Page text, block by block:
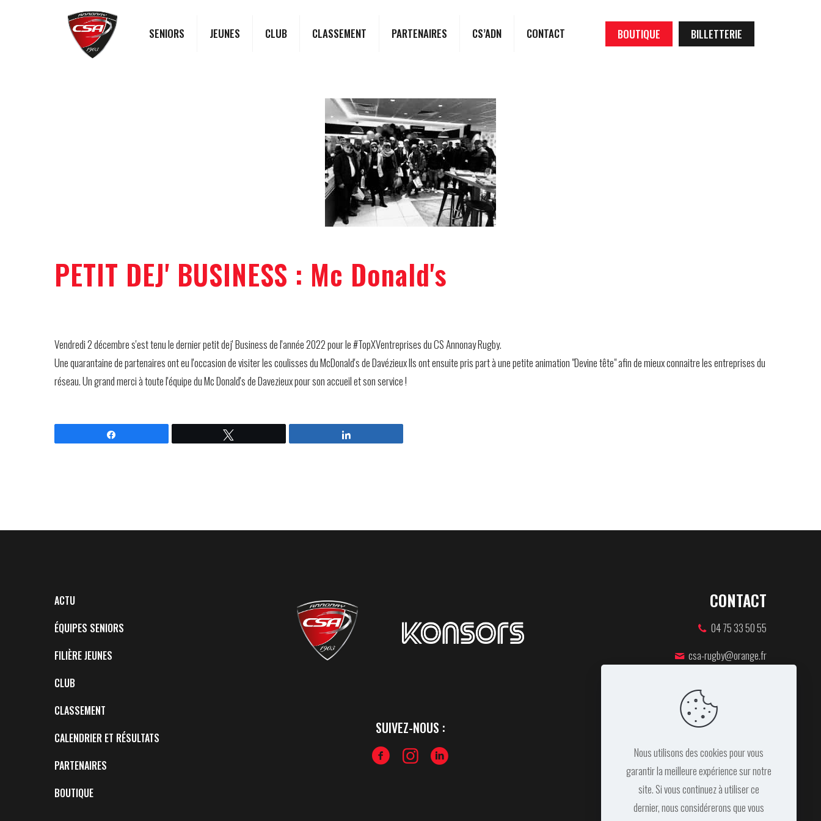
SENIORS JEUNES CLUB CLASSEMENT PARTENAIRES CS’ADN CONTACT BOUTIQUE BILLETTERIE
PETIT DEJ' BUSINESS : Mc Donald's
Vendredi 2 décembre s'est tenu le dernier petit dej' Business de l'année 2022 pour le #TopXVentreprises du CS Annonay Rugby.
Une quarantaine de partenaires ont eu l'occasion de visiter les coulisses du McDonald's de Davézieux Ils ont ensuite pris part à une petite animation "Devine tête" afin de mieux connaitre les entreprises du
réseau. Un grand merci à toute l'équipe du Mc Donald's de Davezieux pour son accueil et son service !
ACTU
ÉQUIPES SENIORS
FILIÈRE JEUNES
CLUB
CLASSEMENT
CALENDRIER ET RÉSULTATS
PARTENAIRES
BOUTIQUE
SUIVEZ-NOUS :
CONTACT
04 75 33 50 55
csa-rugby@orange.fr
07100 ANNONAY
Nous utilisons des cookies pour vous
garantir la meilleure expérience sur notre
site. Si vous continuez à utiliser ce
dernier, nous considérerons que vous